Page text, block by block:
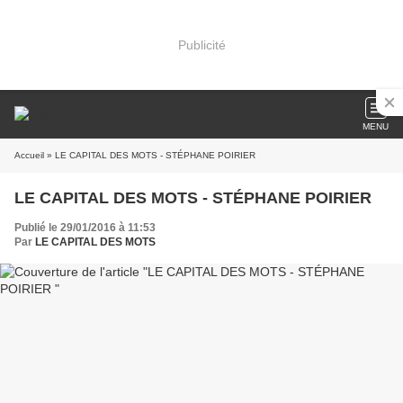
Publicité
MENU
Accueil » LE CAPITAL DES MOTS - STÉPHANE POIRIER
LE CAPITAL DES MOTS - STÉPHANE POIRIER
Publié le 29/01/2016 à 11:53
Par LE CAPITAL DES MOTS